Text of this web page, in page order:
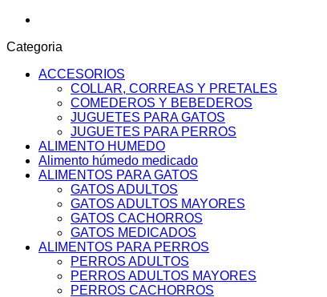
Categoria
ACCESORIOS
COLLAR, CORREAS Y PRETALES
COMEDEROS Y BEBEDEROS
JUGUETES PARA GATOS
JUGUETES PARA PERROS
ALIMENTO HUMEDO
Alimento húmedo medicado
ALIMENTOS PARA GATOS
GATOS ADULTOS
GATOS ADULTOS MAYORES
GATOS CACHORROS
GATOS MEDICADOS
ALIMENTOS PARA PERROS
PERROS ADULTOS
PERROS ADULTOS MAYORES
PERROS CACHORROS